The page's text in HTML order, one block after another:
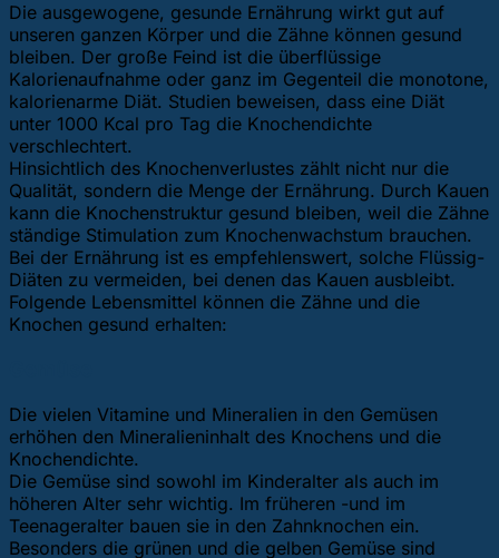
Die ausgewogene, gesunde Ernährung wirkt gut auf
unseren ganzen Körper und die Zähne können gesund
bleiben. Der große Feind ist die überflüssige
Kalorienaufnahme oder ganz im Gegenteil die monotone,
kalorienarme Diät. Studien beweisen, dass eine Diät
unter 1000 Kcal pro Tag die Knochendichte
verschlechtert.
Hinsichtlich des Knochenverlustes zählt nicht nur die
Qualität, sondern die Menge der Ernährung. Durch Kauen
kann die Knochenstruktur gesund bleiben, weil die Zähne
ständige Stimulation zum Knochenwachstum brauchen.
Bei der Ernährung ist es empfehlenswert, solche Flüssig-
Diäten zu vermeiden, bei denen das Kauen ausbleibt.
Folgende Lebensmittel können die Zähne und die
Knochen gesund erhalten:
Die vielen Vitamine und Mineralien in den Gemüsen
erhöhen den Mineralieninhalt des Knochens und die
Knochendichte.
Die Gemüse sind sowohl im Kinderalter als auch im
höheren Alter sehr wichtig. Im früheren -und im
Teenageralter bauen sie in den Zahnknochen ein.
Besonders die grünen und die gelben Gemüse sind